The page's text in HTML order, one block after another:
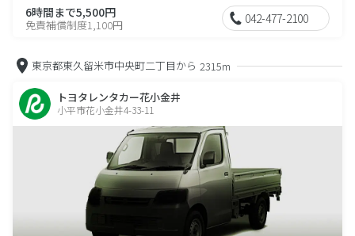
6時間まで5,500円
免責補償制度1,100円 042-477-2100
東京都東久留米市中央町二丁目から 2315m
トヨタレンタカー花小金井
小平市花小金井4-33-11